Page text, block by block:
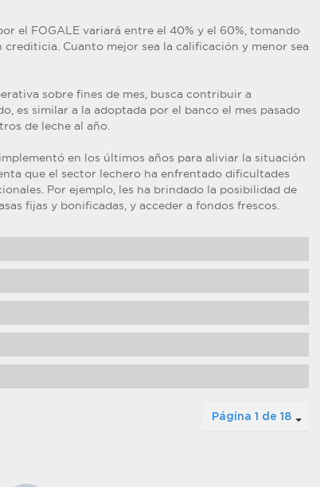
el FOGALE variará entre el 40% y el 60%, tomando
Cuanto mejor sea la calificación y menor sea
sobre fines de mes, busca contribuir a
es similar a la adoptada por el banco el mes pasado
de leche al año.
en los últimos años para aliviar la situación
que el sector lechero ha enfrentado dificultades
Por ejemplo, les ha brindado la posibilidad de
fijas y bonificadas, y acceder a fondos frescos.
Página 1 de 18